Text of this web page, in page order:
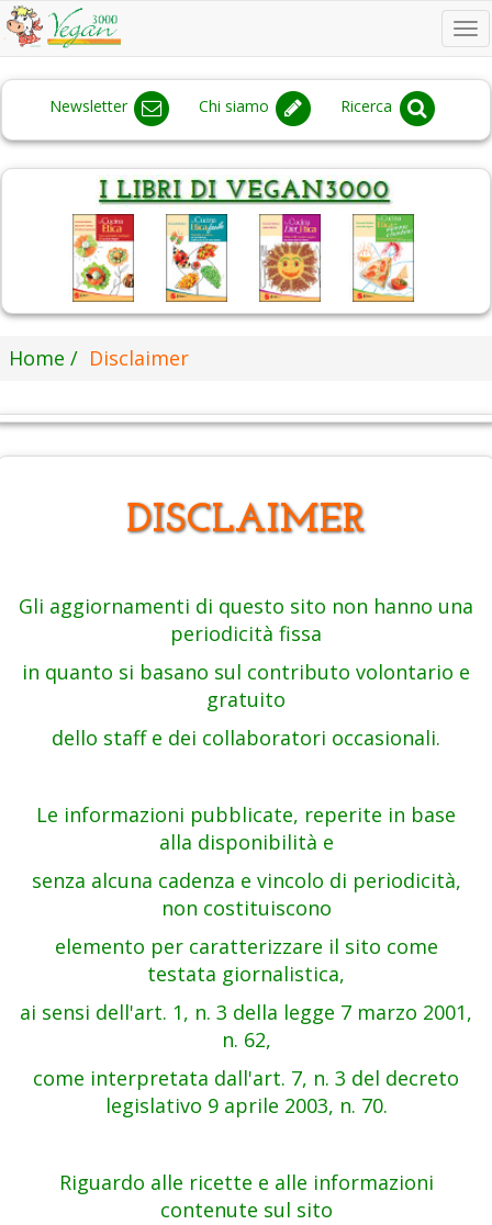
Newsletter Chi siamo Ricerca
Home Disclaimer
DISCLAIMER
Gli aggiornamenti di questo sito non hanno una
periodicità fissa
in quanto si basano sul contributo volontario e
gratuito
dello staff e dei collaboratori occasionali.
Le informazioni pubblicate, reperite in base
alla disponibilità e
senza alcuna cadenza e vincolo di periodicità,
non costituiscono
elemento per caratterizzare il sito come
testata giornalistica,
ai sensi dell'art. 1, n. 3 della legge 7 marzo 2001,
n. 62,
come interpretata dall'art. 7, n. 3 del decreto
legislativo 9 aprile 2003, n. 70.
Riguardo alle ricette e alle informazioni
contenute sul sito